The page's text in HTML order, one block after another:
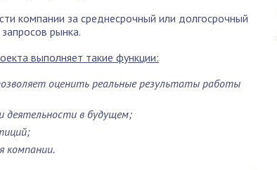
компании за среднесрочный или долгосрочный
рынка.
выполняет такие функции:
оценить реальные результаты работы
деятельности в будущем;
компании.